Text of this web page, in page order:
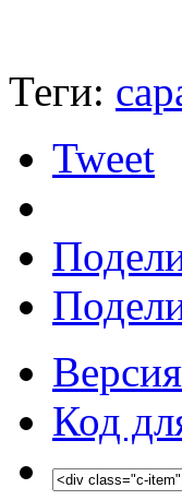
Теги:
Tweet
Код